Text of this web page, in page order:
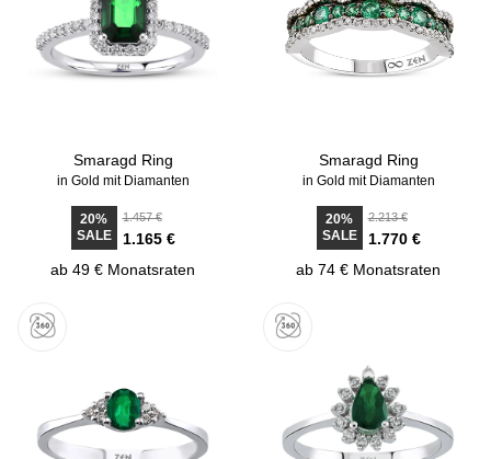
Smaragd Ring
in Gold mit Diamanten
20%
SALE
1.457 €
1.165 €
ab 49 € Monatsraten
Smaragd Ring
in Gold mit Diamanten
20%
SALE
2.213 €
1.770 €
ab 74 € Monatsraten